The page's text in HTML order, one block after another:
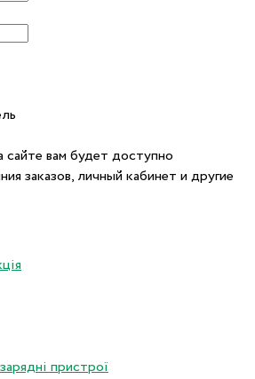
сайте вам будет доступно
заказов, личный кабинет и другие
пристрої